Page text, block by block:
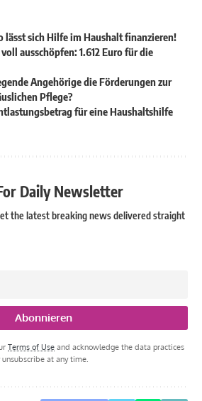
lässt sich Hilfe im Haushalt finanzieren!
ausschöpfen: 1.612 Euro für die
Angehörige die Förderungen zur
Pflege?
für eine Haushaltshilfe
Daily Newsletter
the latest breaking news delivered straight
Terms of Use and acknowledge the data practices
unsubscribe at any time.